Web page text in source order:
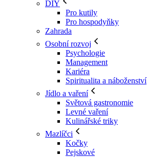
DIY
Pro kutily
Pro hospodyňky
Zahrada
Osobní rozvoj
Psychologie
Management
Kariéra
Spiritualita a náboženství
Jídlo a vaření
Světová gastronomie
Levné vaření
Kulinářské triky
Mazlíčci
Kočky
Pejskové